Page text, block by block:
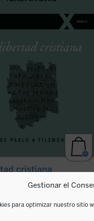
Gestionar el
para optimizar nuestro sitio
en Egipto, conduce al lector al
y al conocimiento de la
un camino de alianza y
de ...(ver ficha)
cristiana